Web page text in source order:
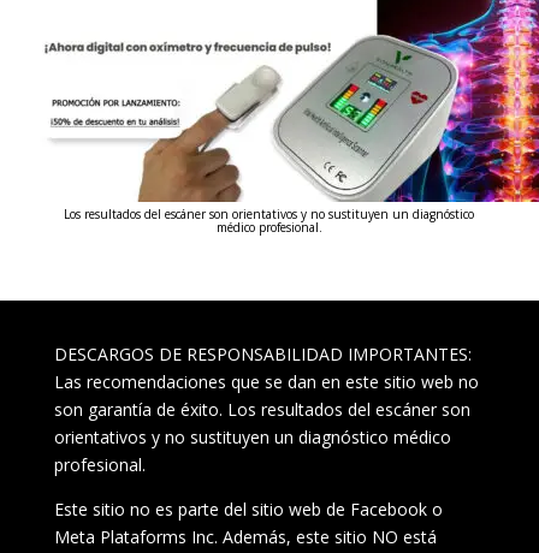
Los resultados del escáner son orientativos y no sustituyen un diagnóstico
médico profesional.
DESCARGOS DE RESPONSABILIDAD IMPORTANTES:
Las recomendaciones que se dan en este sitio web no
son garantía de éxito. Los resultados del escáner son
orientativos y no sustituyen un diagnóstico médico
profesional.
Este sitio no es parte del sitio web de Facebook o
Meta Plataforms Inc. Además, este sitio NO está